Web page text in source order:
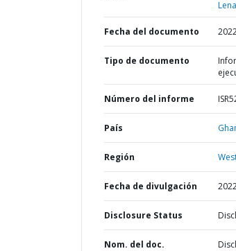
Fecha del documento
Tipo de documento
Número del informe
País
Región
Fecha de divulgación
Disclosure Status
Nom. del doc.